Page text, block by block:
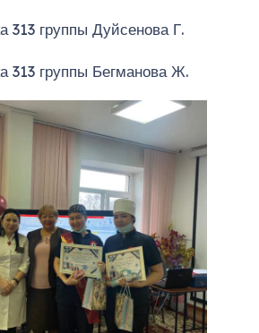
313 группы Дуйсенова Г.
313 группы Бегманова Ж.